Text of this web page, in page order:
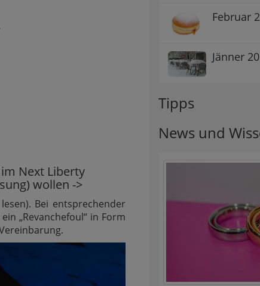
Next Liberty
wollen ->
Bei entsprechender
„Revanchefoul“ in Form
Februar
Jänner
Tipps
News und